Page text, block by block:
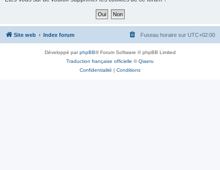
h
Site web Index forum Fuseau horaire sur UTC+02:00
Développé parphpBB® Forum Software © phpBB Limited
Traduction française officielle ©Qiaeru
Confidentialité | Conditions